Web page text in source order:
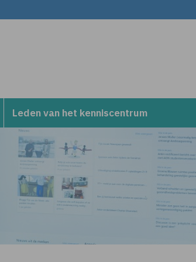
Leden van het kenniscentrum